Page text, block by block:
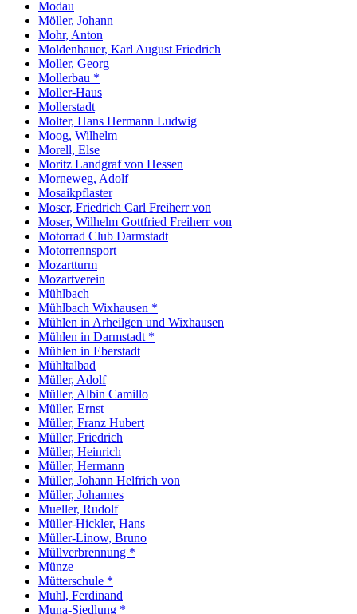
Modau
Möller, Johann
Mohr, Anton
Moldenhauer, Karl August Friedrich
Moller, Georg
Mollerbau *
Moller-Haus
Mollerstadt
Molter, Hans Hermann Ludwig
Moog, Wilhelm
Morell, Else
Moritz Landgraf von Hessen
Morneweg, Adolf
Mosaikpflaster
Moser, Friedrich Carl Freiherr von
Moser, Wilhelm Gottfried Freiherr von
Motorrad Club Darmstadt
Motorrennsport
Mozartturm
Mozartverein
Mühlbach
Mühlbach Wixhausen *
Mühlen in Arheilgen und Wixhausen
Mühlen in Darmstadt *
Mühlen in Eberstadt
Mühltalbad
Müller, Adolf
Müller, Albin Camillo
Müller, Ernst
Müller, Franz Hubert
Müller, Friedrich
Müller, Heinrich
Müller, Hermann
Müller, Johann Helfrich von
Müller, Johannes
Mueller, Rudolf
Müller-Hickler, Hans
Müller-Linow, Bruno
Müllverbrennung *
Münze
Mütterschule *
Muhl, Ferdinand
Muna-Siedlung *